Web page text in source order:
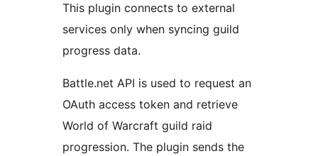
This plugin connects to external
services only when syncing guild
progress data.
Battle.net API is used to request an
OAuth access token and retrieve
World of Warcraft guild raid
progression. The plugin sends the